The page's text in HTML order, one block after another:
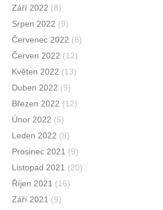
Září 2022 (8)
Srpen 2022 (9)
Červenec 2022 (8)
Červen 2022 (12)
Květen 2022 (13)
Duben 2022 (9)
Březen 2022 (12)
Únor 2022 (5)
Leden 2022 (8)
Prosinec 2021 (9)
Listopad 2021 (20)
Říjen 2021 (16)
Září 2021 (9)